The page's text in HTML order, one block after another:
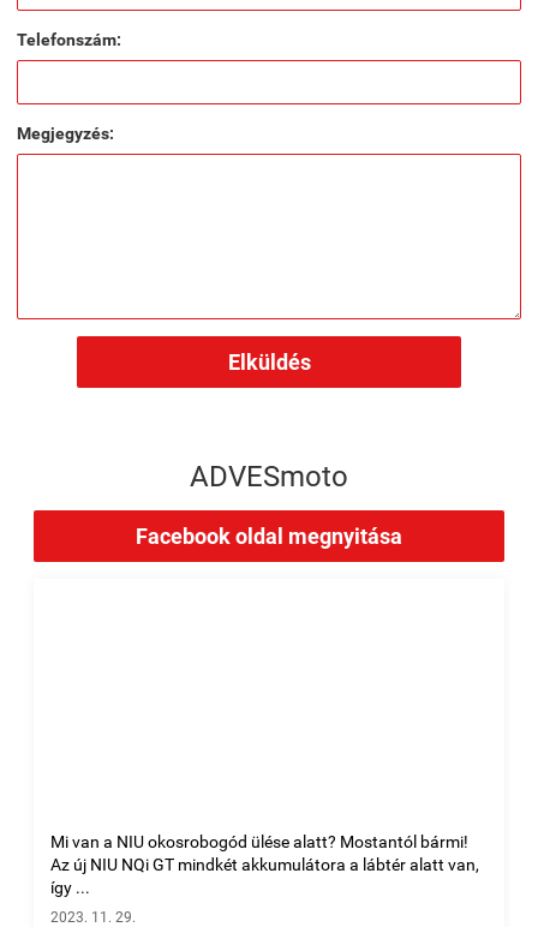
Telefonszám:
Megjegyzés:
Elküldés
ADVESmoto
Facebook oldal megnyitása
Mi van a NIU okosrobogód ülése alatt? Mostantól bármi!
Az új NIU NQi GT mindkét akkumulátora a lábtér alatt van,
így ...
2023. 11. 29.